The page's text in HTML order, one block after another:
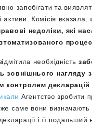
запобігати та
активи. Комісія вказала,
недоліки, які
необхідність
зовнішнього нагляду
контролем
Агентство зробити
саме вони визначають
і її подальший